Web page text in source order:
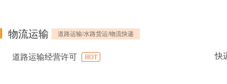
物流运输 道路运输/水路货运/物流快递
道路运输经营许可 HOT 快